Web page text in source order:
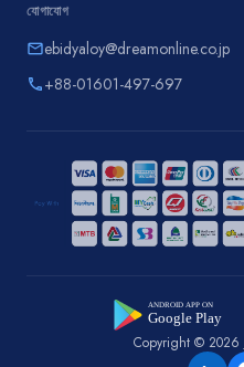
যোগাযোগ
emailebidyaloy@dreamonline.co.jp
phone+88-01601-497-697
Copyright © 2026